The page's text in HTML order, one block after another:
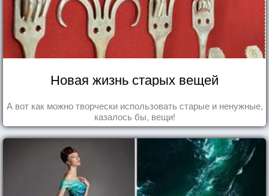
Новая жизнь старых вещей
А вот как можно творчески использовать старые и ненужные,
казалось бы, вещи!